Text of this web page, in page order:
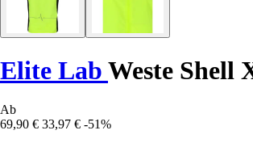
Elite Lab Weste Shell
Ab
69,90 € 33,97 € -51%